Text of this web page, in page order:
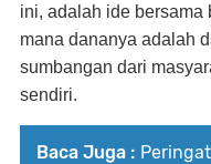
ini, adalah ide bersama
mana dananya adalah
sumbangan dari
sendiri.
Baca Juga :